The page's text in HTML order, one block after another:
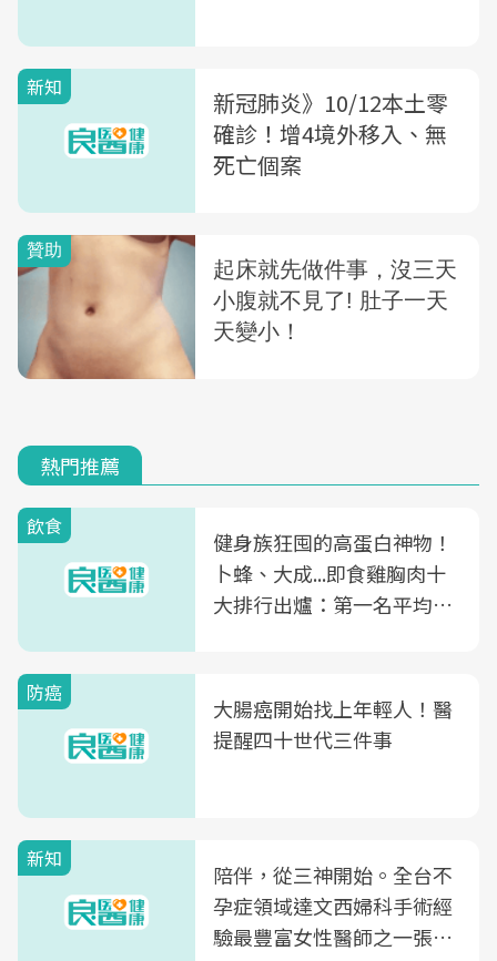
新知
新冠肺炎》10/12本土零
確診！增4境外移入、無
死亡個案
熱門推薦
飲食
健身族狂囤的高蛋白神物！
卜蜂、大成...即食雞胸肉十
大排行出爐：第一名平均一
防癌
大腸癌開始找上年輕人！醫
提醒四十世代三件事
新知
陪伴，從三神開始。全台不
孕症領域達文西婦科手術經
驗最豐富女性醫師之一張永